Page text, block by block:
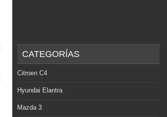
CATEGORÍAS
Citroen C4
Hyundai Elantra
Mazda 3